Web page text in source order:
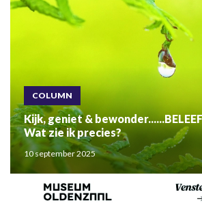
COLUMN
Kijk, geniet &
Wat zie ik precies?
10 september 2025